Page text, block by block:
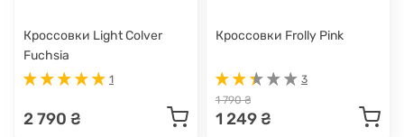
Кроссовки Light Colver
Fuchsia
1
2 790 ₴
Кроссовки Frolly Pink
3
1 790 ₴
1 249 ₴